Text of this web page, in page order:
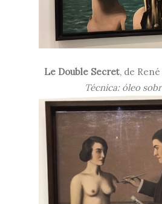
Le Double Secret, de
Técnica: óleo